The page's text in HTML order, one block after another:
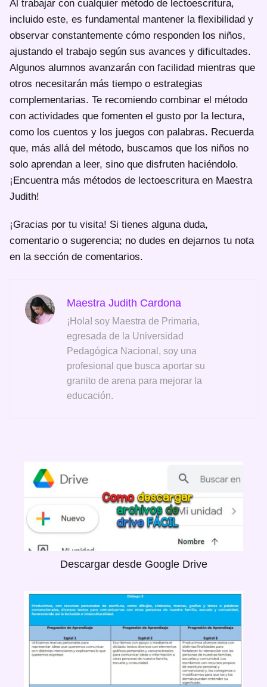
Al trabajar con cualquier método de lectoescritura,
incluido este, es fundamental mantener la flexibilidad y
observar constantemente cómo responden los niños,
ajustando el trabajo según sus avances y dificultades.
Algunos alumnos avanzarán con facilidad mientras que
otros necesitarán más tiempo o estrategias
complementarias. Te recomiendo combinar el método
con actividades que fomenten el gusto por la lectura,
como los cuentos y los juegos con palabras. Recuerda
que, más allá del método, buscamos que los niños no
solo aprendan a leer, sino que disfruten haciéndolo.
¡Encuentra más métodos de lectoescritura en Maestra
Judith!
¡Gracias por tu visita! Si tienes alguna duda,
comentario o sugerencia; no dudes en dejarnos tu nota
en la sección de comentarios.
Maestra Judith Cardona
¡Hola! soy Maestra de Primaria,
egresada de la Universidad
Pedagógica Nacional, soy una
profesional que busca aportar su
granito de arena para mejorar la
educación.
Descargar desde Google Drive